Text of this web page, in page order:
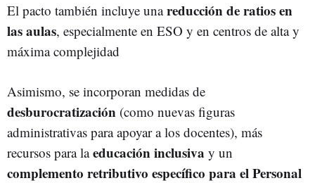
El pacto también incluye unareducción de ratios en
las aulas, especialmente en ESO y en centros de alta y
máxima complejidad
Asimismo, se incorporan medidas de
desburocratización (como nuevas figuras
administrativas para apoyar a los docentes), más
recursos para laeducación inclusiva y un
complemento retributivo específico para el Personal